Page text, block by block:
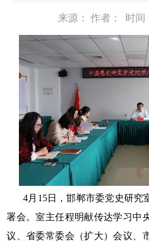
来源： 作者： 时间
4月15日，邯郸市委党史研究
署会。室主任程明献传达学习中
议、省委常委会（扩大）会议、